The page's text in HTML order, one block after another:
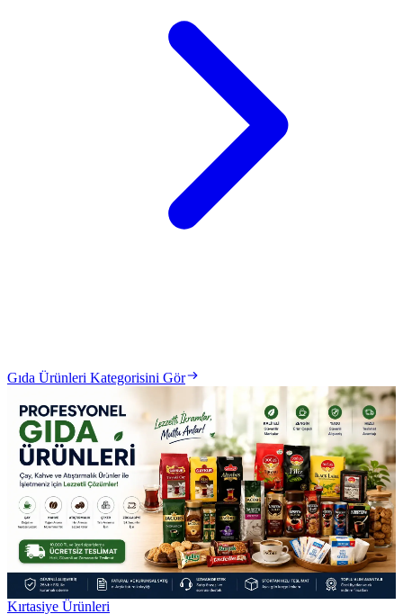
Gıda Ürünleri Kategorisini Gör
Kırtasiye Ürünleri